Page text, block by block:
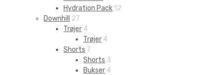
Hydration Pack 12
Downhill
27
Trøjer 4
Trøjer 4
Shorts 7
Shorts 3
Bukser 4